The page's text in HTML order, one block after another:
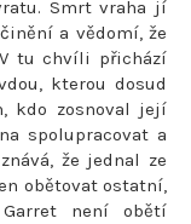
Smrt vraha jí
a vědomí, že
tu chvíli přichází
kterou dosud
kdo zosnoval její
spolupracovat a
že jednal ze
obětovat ostatní,
není obětí